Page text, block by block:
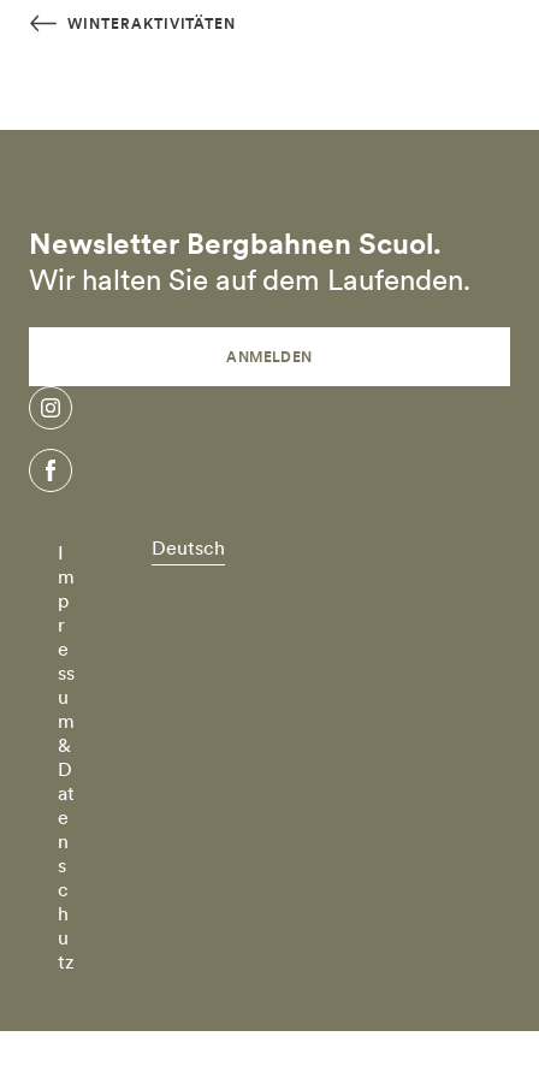
Skip to main content
WINTERAKTIVITÄTEN
Newsletter Bergbahnen Scuol.
Wir halten Sie auf dem Laufenden.
ANMELDEN
instagram
facebook
I
m
p
r
e
ss
u
m
&
D
at
e
n
s
c
h
u
tz
Deutsch